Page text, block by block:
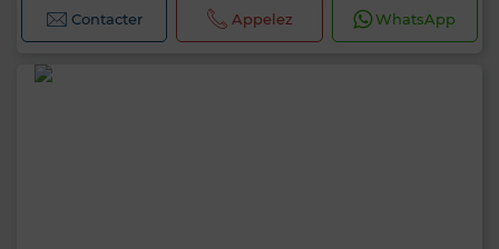
Contacter Appelez WhatsApp